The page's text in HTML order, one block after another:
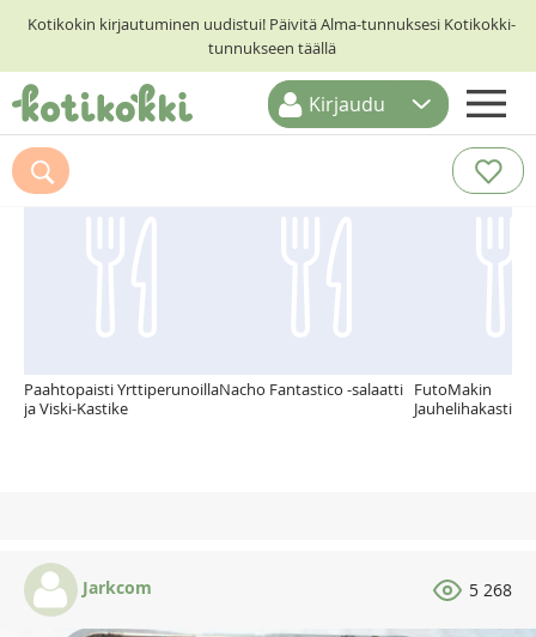
Kotikokin kirjautuminen uudistui! Päivitä Alma-tunnuksesi Kotikokki-
tunnukseen täällä
ETUSIVU
RESEPTIHAKU
Kirjaudu
Suosittelemme myös
Paahtopaisti Yrttiperunoilla
ja Viski-Kastike
Nacho Fantastico -salaatti FutoMakin
Jauhelihakastike
Jarkcom 5 268